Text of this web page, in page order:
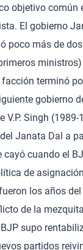
objetivo común
El gobierno
poco más de
facción terminó
gobierno
V.P. Singh
Janata Dal a
cayó cuando el
de
los años
de la
supo
partidos